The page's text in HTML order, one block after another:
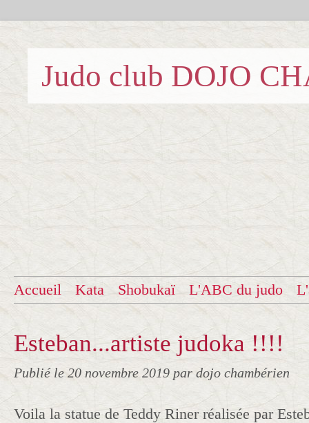
Judo club DOJO
Accueil Kata Shobukaï L'ABC du judo
Esteban...artiste judoka !!!!
Publié le 20 novembre 2019 par dojo chambérien
Voila la statue de Teddy Riner réalisée par